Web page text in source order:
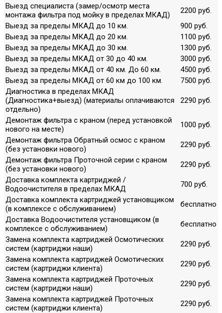
Выезд специалиста (замер/осмотр места
монтажа фильтра под мойку в пределах МКАД)
2200 руб.
Выезд за пределы МКАД до 10 км.
900 руб.
Выезд за пределы МКАД до 20 км.
1100 руб.
Выезд за пределы МКАД до 30 км.
1300 руб.
Выезд за пределы МКАД от 30 до 40 км.
3000 руб.
Выезд за пределы МКАД от 40 км. До 60 км.
4500 руб.
Выезд за пределы МКАД от 60 км до 100 км.
7500 руб.
Диагностика в пределах МКАД
(Диагностика+выезд) (материалы оплачиваются
отдельно)
2290 руб.
Демонтаж фильтра с краном (перед установкой
нового на месте)
1000 руб.
Демонтаж фильтра Обратный осмос с краном
(без установки нового)
2290 руб.
Демонтаж фильтра Проточной серии с краном
(без установки нового)
2290 руб.
Доставка комплекта картриджей /
Водоочистителя в пределах МКАД
700 руб.
Доставка комплекта картриджей установщиком
(в комплексе с обслуживанием)
бесплатно
Доставка Водоочистителя установщиком (в
комплексе с обслуживанием)
бесплатно
Замена комплекта картриджей Осмотических
систем (картриджи наши)
2290 руб.
Замена комплекта картриджей Осмотических
систем (картриджи клиента)
2290 руб.
Замена комплекта картриджей Проточных
систем (картриджи наши)
2290 руб.
Замена комплекта картриджей Проточных
систем (картриджи клиента)
2290 руб.